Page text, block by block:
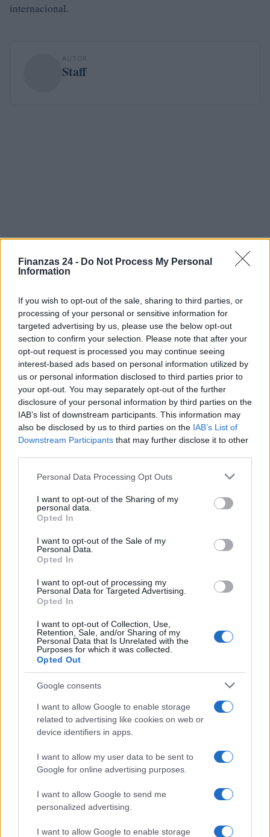
Finanzas 24 - Do Not Process My Personal
Information
If you wish to opt-out of the sale, sharing to third parties, or
processing of your personal or sensitive information for
targeted advertising by us, please use the below opt-out
section to confirm your selection. Please note that after your
opt-out request is processed you may continue seeing
interest-based ads based on personal information utilized by
us or personal information disclosed to third parties prior to
your opt-out. You may separately opt-out of the further
disclosure of your personal information by third parties on the
IAB’s list of downstream participants. This information may
also be disclosed by us to third parties on the IAB’s List of
Downstream Participants that may further disclose it to other
Please note that this website/app uses one or more Google
not limited to your visit or usage behaviour. You may click to
grant or deny consent to Google and its third-party tags to
use your data for below specified purposes in below Google
consent section.
Personal Data Processing Opt Outs
I want to opt-out of the Sharing of my
personal data.
Opted In
I want to opt-out of the Sale of my
Personal Data.
Opted In
I want to opt-out of processing my
Personal Data for Targeted Advertising.
Opted In
I want to opt-out of Collection, Use,
Retention, Sale, and/or Sharing of my
Personal Data that Is Unrelated with the
Purposes for which it was collected.
Opted Out
Google consents
I want to allow Google to enable storage
related to advertising like cookies on web or
device identifiers in apps.
I want to allow my user data to be sent to
Google for online advertising purposes.
I want to allow Google to send me
personalized advertising.
I want to allow Google to enable storage
internacional.
AUTOR
Staff
Sigue leyendo
FINANZAS
Identifica y elimina suscripciones, fees y compras impulsivas
Marta Ruiz · 8 Ago 2026
FINANZAS
Cómo la crisis de refino está afectando los precios de la
gasolina y el diésel